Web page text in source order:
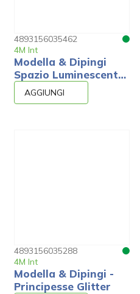
4893156035462
4M Int
Modella & Dipingi
Spazio Luminescente
3DAGGIUNGI
4893156035288
4M Int
Modella & Dipingi -
Principesse Glitter